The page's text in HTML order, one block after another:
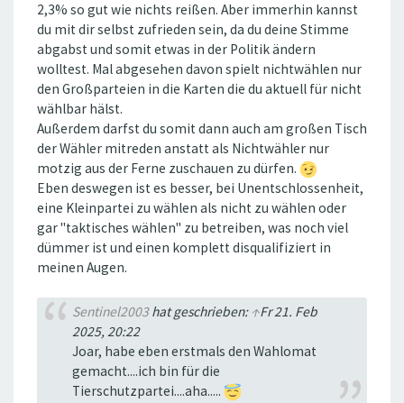
2,3% so gut wie nichts reißen. Aber immerhin kannst
du mit dir selbst zufrieden sein, da du deine Stimme
abgabst und somit etwas in der Politik ändern
wolltest. Mal abgesehen davon spielt nichtwählen nur
den Großparteien in die Karten die du aktuell für nicht
wählbar hälst.
Außerdem darfst du somit dann auch am großen Tisch
der Wähler mitreden anstatt als Nichtwähler nur
motzig aus der Ferne zuschauen zu dürfen.
Eben deswegen ist es besser, bei Unentschlossenheit,
eine Kleinpartei zu wählen als nicht zu wählen oder
gar "taktisches wählen" zu betreiben, was noch viel
dümmer ist und einen komplett disqualifiziert in
meinen Augen.
Sentinel2003hat geschrieben: ↑Fr 21. Feb
2025, 20:22
Joar, habe eben erstmals den Wahlomat
gemacht....ich bin für die
Tierschutzpartei....aha.....